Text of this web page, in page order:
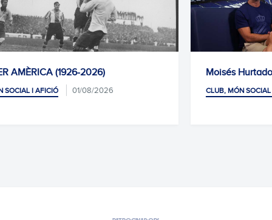
Moisés Hurtado, el premi a la constància
CLUB, MÓN SOCIAL I AFICIÓ 30/07/2026